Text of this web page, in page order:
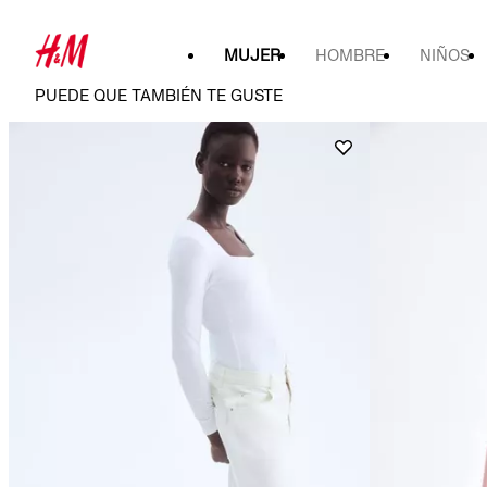
MUJER HOMBRE NIÑOS
PUEDE QUE TAMBIÉN TE GUSTE